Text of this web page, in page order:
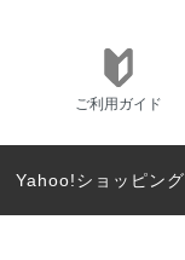
ご利用ガイド
Yahoo!ショッピング